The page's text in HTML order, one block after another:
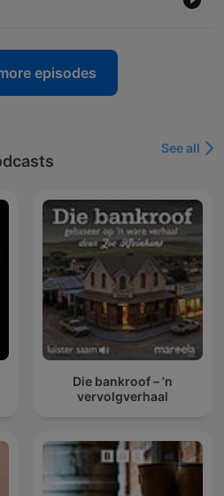
episodes
See all
Die bankroof – ’n
vervolgverhaal